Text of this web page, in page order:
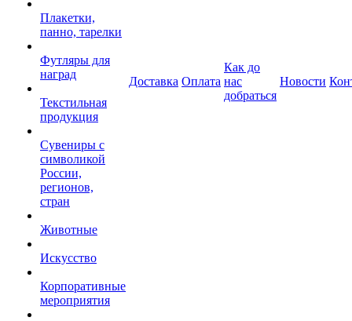
Плакетки,
панно, тарелки
Футляры для
наград
Текстильная
продукция
Сувениры с
символикой
России,
регионов,
стран
Животные
Искусство
Корпоративные
мероприятия
Доставка Оплата
Как до
нас
добраться
Новости